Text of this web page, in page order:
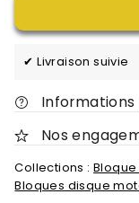
✔ Livraison suivie
Informations
Nos
Collections :Bloque
Bloques disque